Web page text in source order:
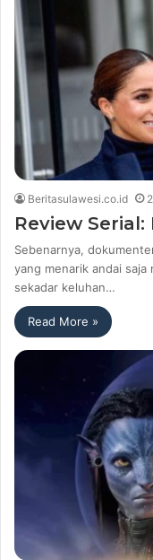
Beritasulawesi.co.id
Review
Sebenarnya,
yang menarik andai
sekadar keluhan…
Read More »